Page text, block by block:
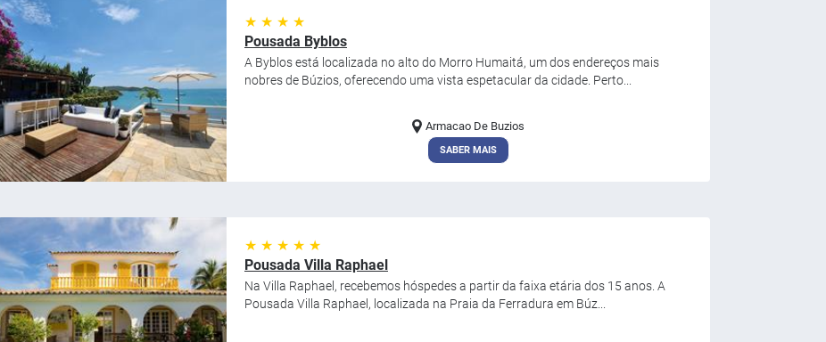
★ ★ ★ ★
Pousada Byblos
A Byblos está localizada no alto do Morro Humaitá, um dos endereços mais
nobres de Búzios, oferecendo uma vista espetacular da cidade. Perto...
Armacao De Buzios
SABER MAIS
★ ★ ★ ★ ★
Pousada Villa Raphael
Na Villa Raphael, recebemos hóspedes a partir da faixa etária dos 15 anos. A
Pousada Villa Raphael, localizada na Praia da Ferradura em Búz...